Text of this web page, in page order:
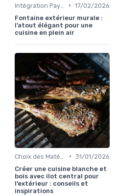
• 17/02/2026
Fontaine extérieur murale :
l’atout élégant pour une
cuisine en plein air
• 31/01/2026
Créer une cuisine blanche et
bois avec ilot central pour
l’extérieur : conseils et
inspirations